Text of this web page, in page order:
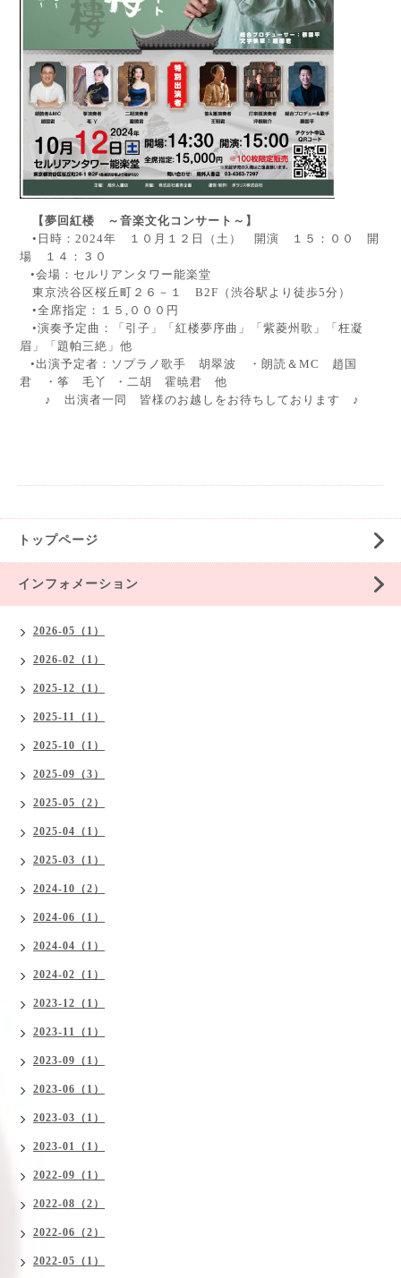
【夢回紅楼 ～音楽文化コンサート～】
•日時：2024年 １０月１２日（土） 開演 １５：００ 開
場 １４：３０
•会場：セルリアンタワー能楽堂
東京渋谷区桜丘町２６－１ B2F（渋谷駅より徒歩5分）
•全席指定：１５,０００円
•演奏予定曲：「引子」「紅楼夢序曲」「紫菱州歌」「枉凝
眉」「題帕三絶」他
•出演予定者：ソプラノ歌手 胡翠波 ・朗読＆MC 趙国
君 ・筝 毛丫 ・二胡 霍暁君 他
♪ 出演者一同 皆様のお越しをお待ちしております ♪
トップページ
インフォメーション
2026-05（1）
2026-02（1）
2025-12（1）
2025-11（1）
2025-10（1）
2025-09（3）
2025-05（2）
2025-04（1）
2025-03（1）
2024-10（2）
2024-06（1）
2024-04（1）
2024-02（1）
2023-12（1）
2023-11（1）
2023-09（1）
2023-06（1）
2023-03（1）
2023-01（1）
2022-09（1）
2022-08（2）
2022-06（2）
2022-05（1）